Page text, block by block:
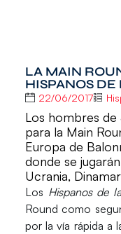
LA MAIN
HISPANOS
22/06/2017
Los hombres de
para la Main
Europa de
donde se
Ucrania,
Los Hispanos de
Round como
por la vía rápida a